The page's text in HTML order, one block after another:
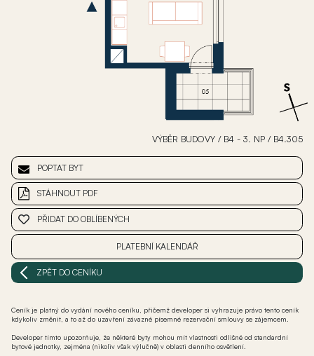
VÝBĚR BUDOVY / B4 - 3. NP / B4.305
POPTAT BYT
STÁHNOUT PDF
PŘIDAT DO OBLÍBENÝCH
PLATEBNÍ KALENDÁŘ
ZPĚT DO CENÍKU
Ceník je platný do vydání nového ceníku, přičemž developer si vyhrazuje právo tento ceník
kdykoliv změnit, a to až do uzavření závazné písemné rezervační smlouvy se zájemcem.
Developer tímto upozorňuje, že některé byty mohou mít vlastnosti odlišné od standardní
bytové jednotky, zejména (nikoliv však výlučně) v oblasti denního osvětlení.